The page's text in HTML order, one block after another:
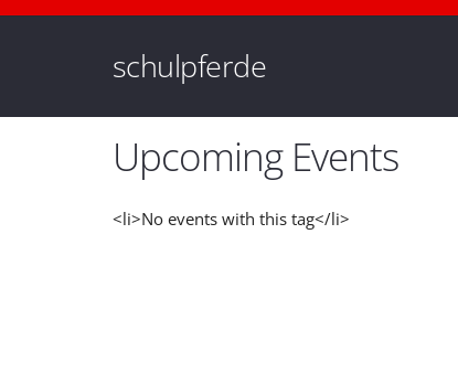
schulpferde
Upcoming Events
<li>No events with this tag</li>